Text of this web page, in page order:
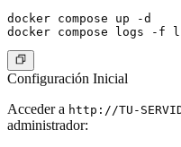
docker compose up -d
Configuración Inicial
Acceder a http://TU-
administrador: